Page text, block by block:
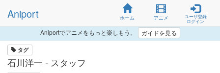
Aniport ホーム アニメ
ユーザ登録
ログイン
Aniportでアニメをもっと楽しもう。 ガイドを見る
タグ
石川洋一 - スタッフ